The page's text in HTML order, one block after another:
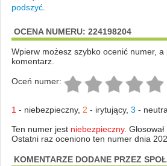
podszyć.
OCENA NUMERU: 224198204
Wpierw możesz szybko ocenić numer, a
komentarz.
Oceń numer:
1 - niebezpieczny, 2 - irytujący, 3 -
Ten numer jest niebezpieczny.
Ostatni raz oceniono ten numer dnia
KOMENTARZE DODANE PRZEZ